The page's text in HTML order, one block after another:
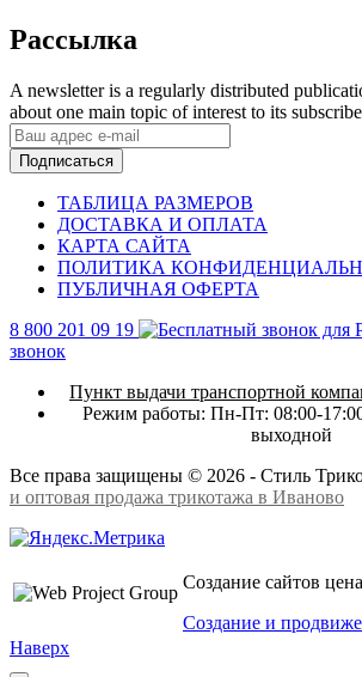
Рассылка
A newsletter is a regularly distributed
about one main topic of interest to its
Подписаться
ТАБЛИЦА РАЗМЕРОВ
ДОСТАВКА И ОПЛАТА
КАРТА САЙТА
ПОЛИТИКА
ПУБЛИЧНАЯ ОФЕРТА
8 800 201 09 19
звонок
Пункт выдачи транспортной
Режим работы: Пн-Пт: 08:00-
выходной
Все права защищены © 2026 - Стиль
и оптовая продажа трикотажа в Иваново
Создание сайтов цена
Создание и
Наверх